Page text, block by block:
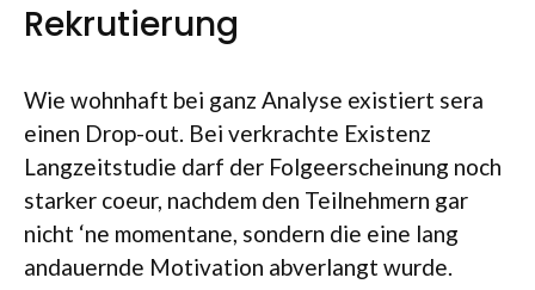
Rekrutierung
Wie wohnhaft bei ganz Analyse existiert sera
einen Drop-out. Bei verkrachte Existenz
Langzeitstudie darf der Folgeerscheinung noch
starker coeur, nachdem den Teilnehmern gar
nicht ‘ne momentane, sondern die eine lang
andauernde Motivation abverlangt wurde.